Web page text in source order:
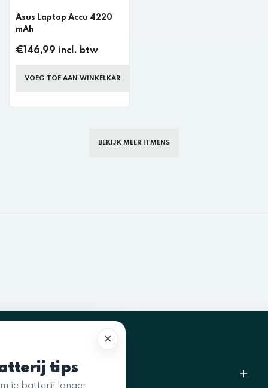
Asus Laptop Accu 4220
mAh
€146,99 incl. btw
VOEG TOE AAN WINKELKAR
BEKIJK MEER ITMENS
CONTACTEER ONS
×
tips